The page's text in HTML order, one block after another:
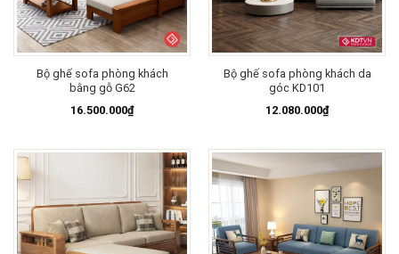
Bộ ghế sofa phòng khách
bằng gỗ G62
16.500.000₫
Bộ ghế sofa phòng khách da
góc KD101
12.080.000₫